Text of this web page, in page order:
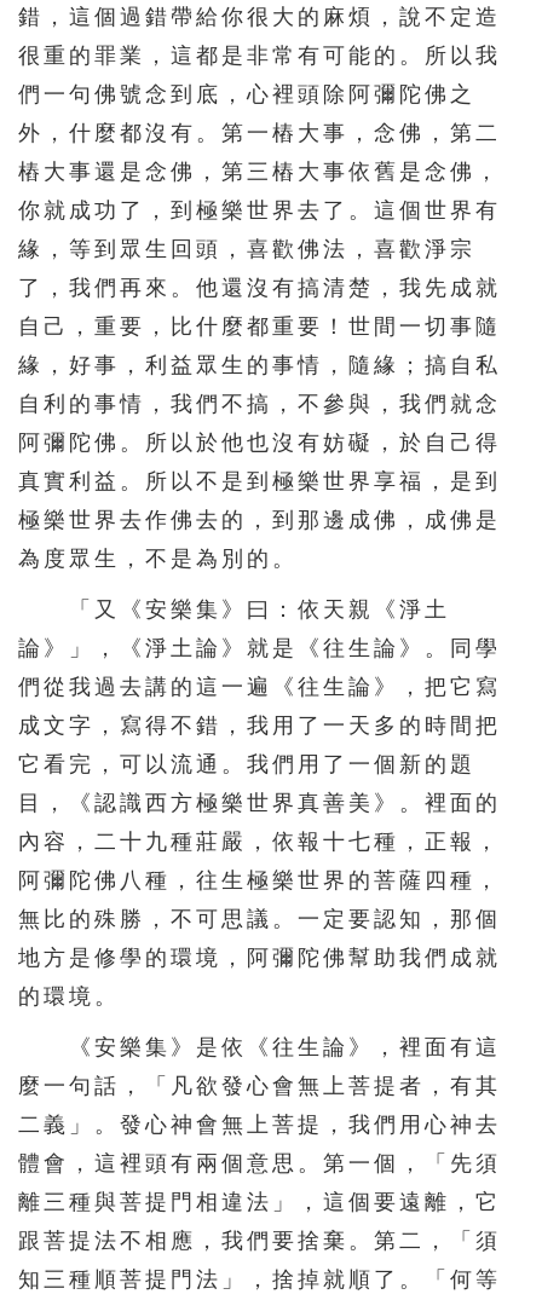
506 507 508 509 510
511 512 513 514 515
516 517 518 519 520
521 522 523 524 525
531 532 533 534 535
536 537 538 539 540
541 542 543 544 545
546 547 548 549 550
556 557 558 559 560
561 562 563 564 565
566 567 568
571 572 573 574
576 577 578 579 580
581 582 583 584 585
591 592 593 594 595
596 597 598 599 600
601 602 603 604 605
606 607 608 609 610
626 627 628 629 630
631 632 633 634 635
636 637 638 639 640
641 642 643 644
錯，這個過錯帶給你很大的麻煩，說不定造
很重的罪業，這都是非常有可能的。所以我
們一句佛號念到底，心裡頭除阿彌陀佛之
外，什麼都沒有。第一樁大事，念佛，第二
樁大事還是念佛，第三樁大事依舊是念佛，
你就成功了，到極樂世界去了。這個世界有
緣，等到眾生回頭，喜歡佛法，喜歡淨宗
了，我們再來。他還沒有搞清楚，我先成就
自己，重要，比什麼都重要！世間一切事隨
緣，好事，利益眾生的事情，隨緣；搞自私
自利的事情，我們不搞，不參與，我們就念
阿彌陀佛。所以於他也沒有妨礙，於自己得
真實利益。所以不是到極樂世界享福，是到
極樂世界去作佛去的，到那邊成佛，成佛是
為度眾生，不是為別的。
「又《安樂集》曰：依天親《淨土
論》」，《淨土論》就是《往生論》。同學
們從我過去講的這一遍《往生論》，把它寫
成文字，寫得不錯，我用了一天多的時間把
它看完，可以流通。我們用了一個新的題
目，《認識西方極樂世界真善美》。裡面的
內容，二十九種莊嚴，依報十七種，正報，
阿彌陀佛八種，往生極樂世界的菩薩四種，
無比的殊勝，不可思議。一定要認知，那個
地方是修學的環境，阿彌陀佛幫助我們成就
的環境。
《安樂集》是依《往生論》，裡面有這
麼一句話，「凡欲發心會無上菩提者，有其
二義」。發心神會無上菩提，我們用心神去
體會，這裡頭有兩個意思。第一個，「先須
離三種與菩提門相違法」，這個要遠離，它
跟菩提法不相應，我們要捨棄。第二，「須
知三種順菩提門法」，捨掉就順了。「何等